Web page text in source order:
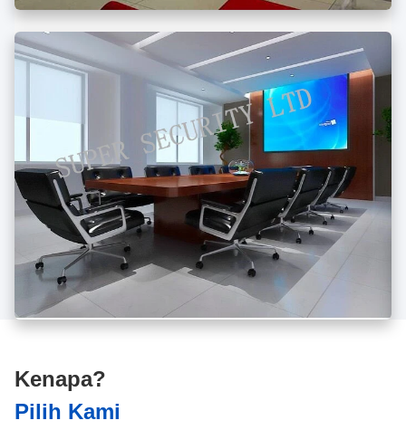
Kenapa?
Pilih Kami